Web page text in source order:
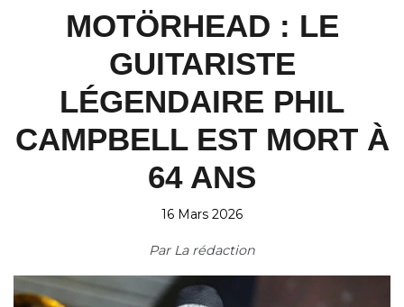
MOTÖRHEAD : LE
GUITARISTE
LÉGENDAIRE PHIL
CAMPBELL EST MORT À
64 ANS
16 Mars 2026
Par La rédaction